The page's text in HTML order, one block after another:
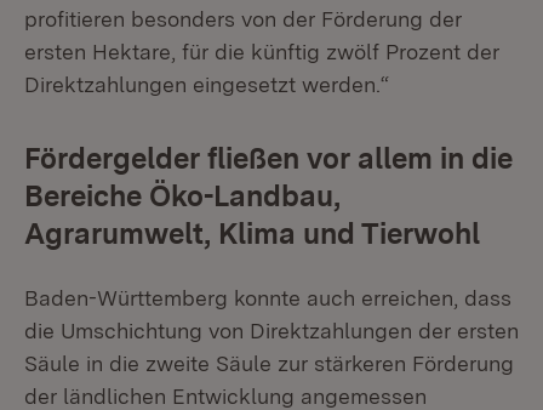
profitieren besonders von der Förderung der
ersten Hektare, für die künftig zwölf Prozent der
Direktzahlungen eingesetzt werden.“
Fördergelder fließen vor allem in die
Bereiche Öko-Landbau,
Agrarumwelt, Klima und Tierwohl
Baden-Württemberg konnte auch erreichen, dass
die Umschichtung von Direktzahlungen der ersten
Säule in die zweite Säule zur stärkeren Förderung
der ländlichen Entwicklung angemessen